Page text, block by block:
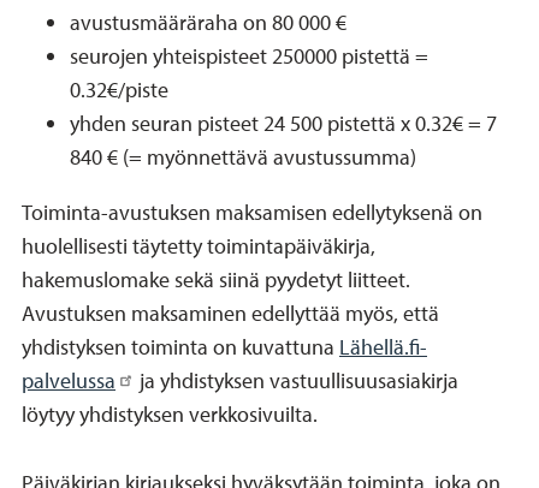
avustusmääräraha on 80 000 €
seurojen yhteispisteet 250000 pistettä =
0.32€/piste
yhden seuran pisteet 24 500 pistettä x 0.32€ = 7
840 € (= myönnettävä avustussumma)
Toiminta-avustuksen maksamisen edellytyksenä on
huolellisesti täytetty toimintapäiväkirja,
hakemuslomake sekä siinä pyydetyt liitteet.
Avustuksen maksaminen edellyttää myös, että
yhdistyksen toiminta on kuvattuna Lähellä.fi-
palvelussa
ja yhdistyksen vastuullisuusasiakirja
löytyy yhdistyksen verkkosivuilta.
Päiväkirjan kirjaukseksi hyväksytään toiminta, joka on